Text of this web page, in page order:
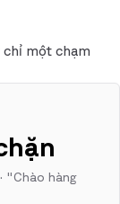
chỉ một chạm
"Chào hàng